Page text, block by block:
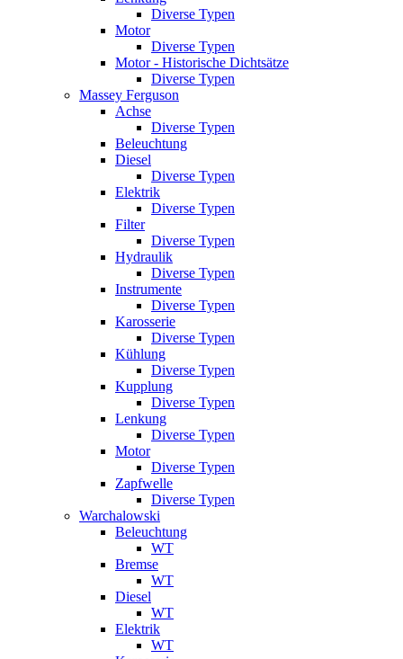
Diverse Typen
Motor
Diverse Typen
Motor - Historische Dichtsätze
Diverse Typen
Massey Ferguson
Achse
Diverse Typen
Beleuchtung
Diesel
Diverse Typen
Elektrik
Diverse Typen
Filter
Diverse Typen
Hydraulik
Diverse Typen
Instrumente
Diverse Typen
Karosserie
Diverse Typen
Kühlung
Diverse Typen
Kupplung
Diverse Typen
Lenkung
Diverse Typen
Motor
Diverse Typen
Zapfwelle
Diverse Typen
Warchalowski
Beleuchtung
WT
Bremse
WT
Diesel
WT
Elektrik
WT